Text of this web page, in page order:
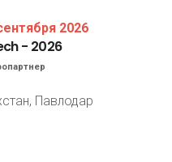
2026
- 2026
Павлодар